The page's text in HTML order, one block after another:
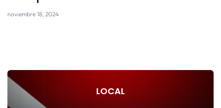
noviembre 18, 2024
LOCAL